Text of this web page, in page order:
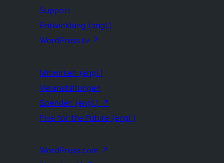
Support
Entwicklung (engl.)
WordPress.tv ↗
Mitwirken (engl.)
Veranstaltungen
Spenden (engl.) ↗
Five for the Future (engl.)
WordPress.com ↗